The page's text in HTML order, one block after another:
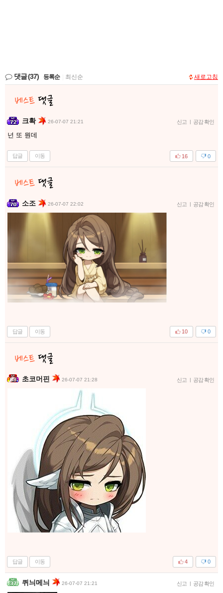
댓글(37) 등록순 최신순 새로고침
크확 26-07-07 21:21 신고 | 공감 확인
넌 또 뭔데
답글 이동 0
16
소조 26-07-07 22:02 신고 | 공감 확인
답글 이동 0
10
초코머핀 26-07-07 21:28 신고 | 공감 확인
답글 이동 0
4
퀴늬메늬 26-07-07 21:21 신고 | 공감 확인